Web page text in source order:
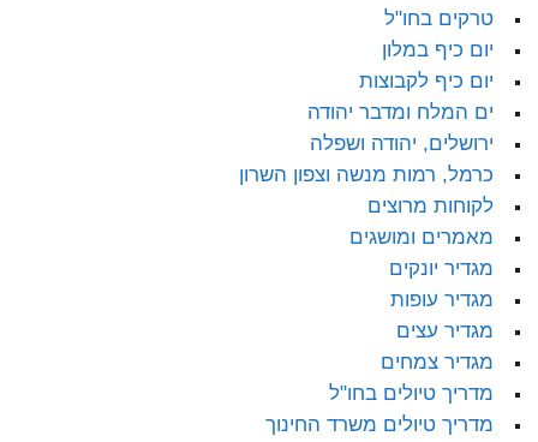
טרקים בחו"ל
יום כיף במלון
יום כיף לקבוצות
ים המלח ומדבר יהודה
ירושלים, יהודה ושפלה
כרמל, רמות מנשה וצפון השרון
לקוחות מרוצים
מאמרים ומושגים
מגדיר יונקים
מגדיר עופות
מגדיר עצים
מגדיר צמחים
מדריך טיולים בחו"ל
מדריך טיולים משרד החינוך